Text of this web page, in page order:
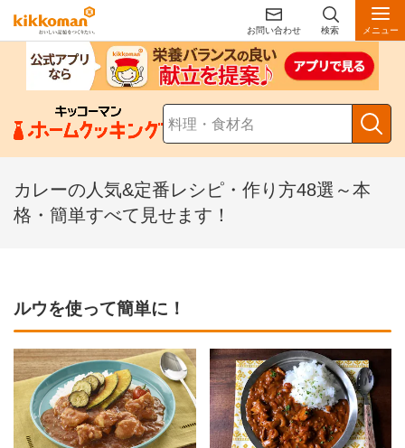
お問い合わせ 検索 メニュー
カレーの人気&定番レシピ・作り方48選～本
格・簡単すべて見せます！
ルウを使って簡単に！